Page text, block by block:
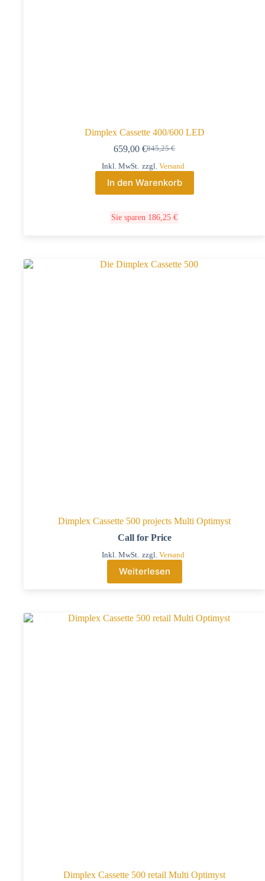
Dimplex Cassette 400/600 LED
845,25€
659,00 €
Inkl. MwSt. zzgl. Versand
In den Warenkorb
Sie sparen 186,25 €
Dimplex Cassette 500 projects Multi Optimyst
Call for Price
Inkl. MwSt. zzgl. Versand
Weiterlesen
Dimplex Cassette 500 retail Multi Optimyst